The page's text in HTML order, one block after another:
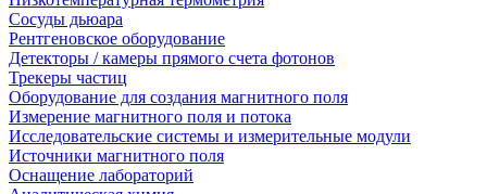
Сосуды дьюара
Рентгеновское оборудование
Детекторы / камеры прямого счета фотонов
Трекеры частиц
Оборудование для создания магнитного поля
Измерение магнитного поля и потока
Исследовательские системы и измерительные модули
Источники магнитного поля
Оснащение лабораторий